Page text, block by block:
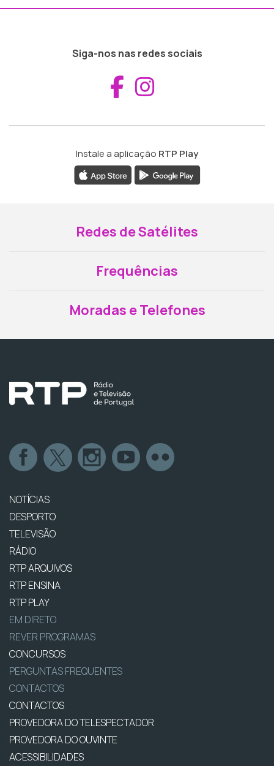
Siga-nos nas redes sociais
Aceder ao
Instale a aplicação RTP Play
Redes de Satélites
Frequências
Moradas e Telefones
NOTÍCIAS
DESPORTO
TELEVISÃO
RÁDIO
RTP ARQUIVOS
RTP ENSINA
RTP PLAY
EM DIRETO
REVER PROGRAMAS
CONCURSOS
PERGUNTAS FREQUENTES
CONTACTOS
CONTACTOS
PROVEDORA DO TELESPECTADOR
PROVEDORA DO OUVINTE
ACESSIBILIDADES